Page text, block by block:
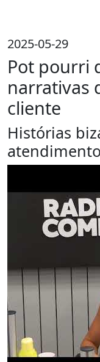
2025-05-29
Pot pourri
narrativas
cliente
Histórias